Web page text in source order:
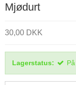
Mjødurt
30,00 DKK
Lagerstatus: